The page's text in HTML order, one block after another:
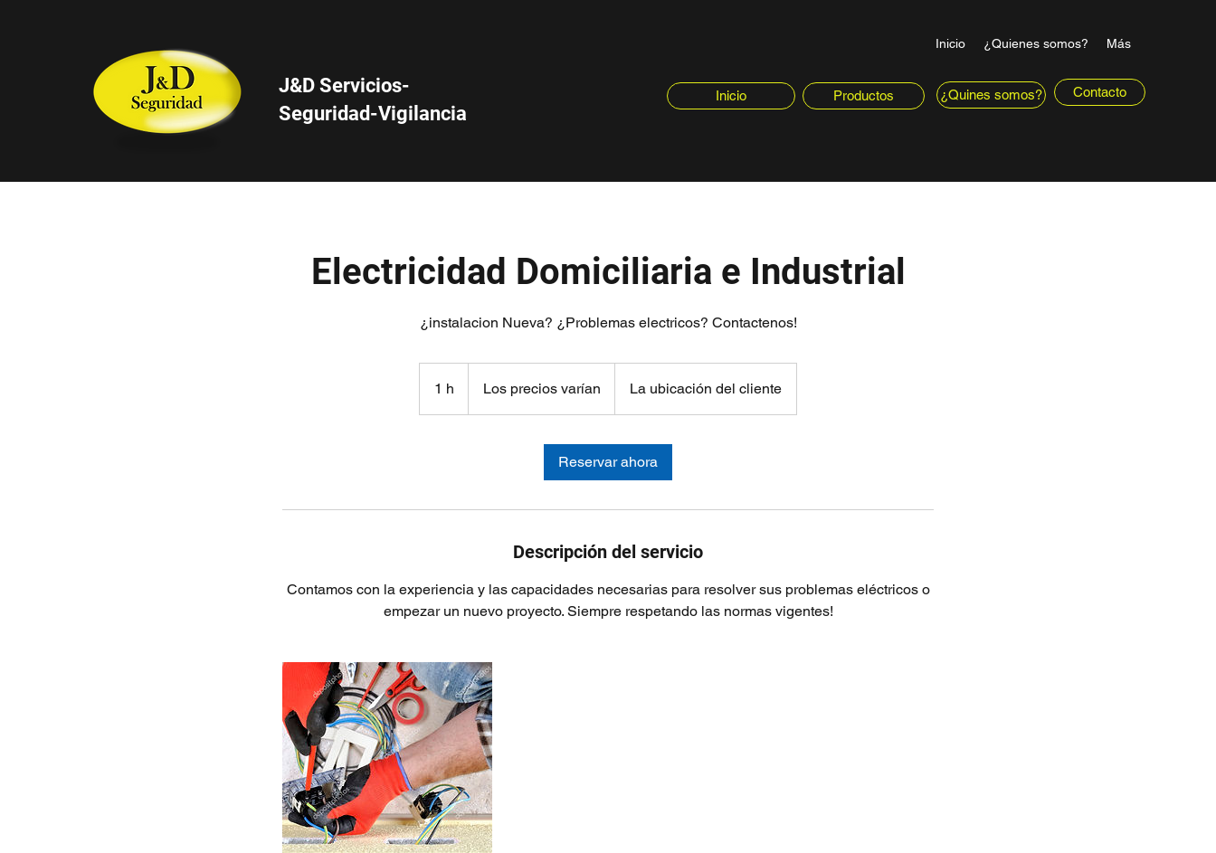
J&D Servicios-
Seguridad-Vigilancia
Inicio ¿Quienes somos? Más
Inicio Productos ¿Quines somos? Contacto
Electricidad Domiciliaria e Industrial
¿instalacion Nueva? ¿Problemas electricos? Contactenos!
1 h
varíanLos precios varían La ubicación del cliente
Reservar ahora
Descripción del servicio
Contamos con la experiencia y las capacidades necesarias para resolver sus problemas eléctricos o
empezar un nuevo proyecto. Siempre respetando las normas vigentes!